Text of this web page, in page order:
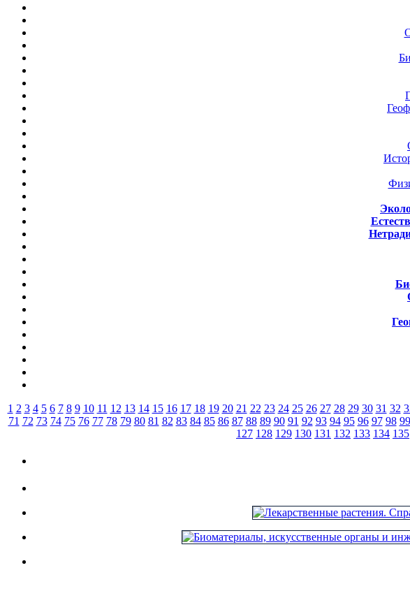
1 2 3 4 5 6 7 8 9 10 11 12 13 14 15 16 17 18 19 20 21 22 23 24 25 26 27 28 29 30 31 32
71 72 73 74 75 76 77 78 79 80 81 82 83 84 85 86 87 88 89 90 91 92 93 94 95 96 97 98 99
127 128 129 130 131 132 133 134 135